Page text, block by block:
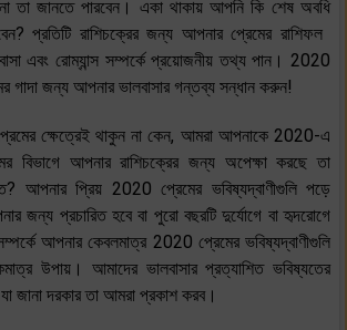
তা জানতে পারবেন। একা থাকায় আপনি কি শেষ অবধি
প্রতিটি রাশিচক্রের জন্য আপনার প্রেমের রাশিফল
এবং রোম্যান্স সম্পর্কে প্রয়োজনীয় তথ্য পান। 2020
গাদা জন্য আপনার ভালবাসার গন্তব্য সন্ধান করুন!
ক্ষেত্রেই থাকুন না কেন, আমরা আপনাকে 2020-এ
বিভাগে আপনার রাশিচক্রের জন্য অপেক্ষা করছে তা
আপনার প্রিয় 2020 প্রেমের ভবিষ্যদ্বাণীগুলি পড়ে
জন্য প্রচারিত হবে বা পুরো বছরটি দুর্যোগে বা হৃদরোগে
আপনার কেবলমাত্র 2020 প্রেমের ভবিষ্যদ্বাণীগুলি
উপায়। আমাদের ভালবাসার প্রত্যাশিত ভবিষ্যতের
জানা দরকার তা আমরা প্রকাশ করব।